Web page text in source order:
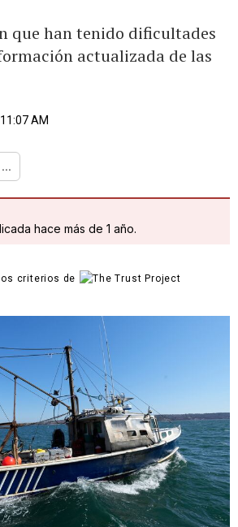
que han tenido dificultades
actualizada de las
AM
...
hace más de 1 año.
criterios de